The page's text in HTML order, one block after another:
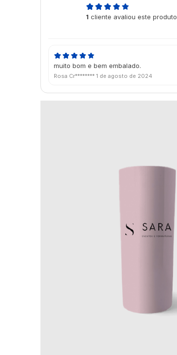
1 cliente avaliou este produto
muito bom e bem embalado.
Rosa Cr******** 1 de agosto de 2024